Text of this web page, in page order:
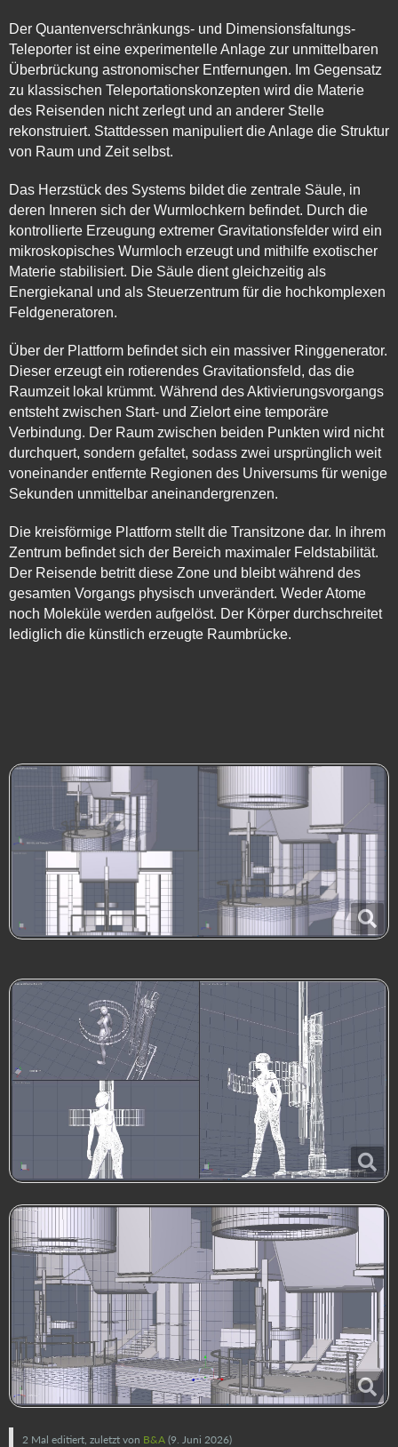
Der Quantenverschränkungs- und Dimensionsfaltungs-
Teleporter ist eine experimentelle Anlage zur unmittelbaren
Überbrückung astronomischer Entfernungen. Im Gegensatz
zu klassischen Teleportationskonzepten wird die Materie
des Reisenden nicht zerlegt und an anderer Stelle
rekonstruiert. Stattdessen manipuliert die Anlage die Struktur
von Raum und Zeit selbst.
Das Herzstück des Systems bildet die zentrale Säule, in
deren Inneren sich der Wurmlochkern befindet. Durch die
kontrollierte Erzeugung extremer Gravitationsfelder wird ein
mikroskopisches Wurmloch erzeugt und mithilfe exotischer
Materie stabilisiert. Die Säule dient gleichzeitig als
Energiekanal und als Steuerzentrum für die hochkomplexen
Feldgeneratoren.
Über der Plattform befindet sich ein massiver Ringgenerator.
Dieser erzeugt ein rotierendes Gravitationsfeld, das die
Raumzeit lokal krümmt. Während des Aktivierungsvorgangs
entsteht zwischen Start- und Zielort eine temporäre
Verbindung. Der Raum zwischen beiden Punkten wird nicht
durchquert, sondern gefaltet, sodass zwei ursprünglich weit
voneinander entfernte Regionen des Universums für wenige
Sekunden unmittelbar aneinandergrenzen.
Die kreisförmige Plattform stellt die Transitzone dar. In ihrem
Zentrum befindet sich der Bereich maximaler Feldstabilität.
Der Reisende betritt diese Zone und bleibt während des
gesamten Vorgangs physisch unverändert. Weder Atome
noch Moleküle werden aufgelöst. Der Körper durchschreitet
lediglich die künstlich erzeugte Raumbrücke.
2 Mal editiert, zuletzt von B&A (9. Juni 2026)